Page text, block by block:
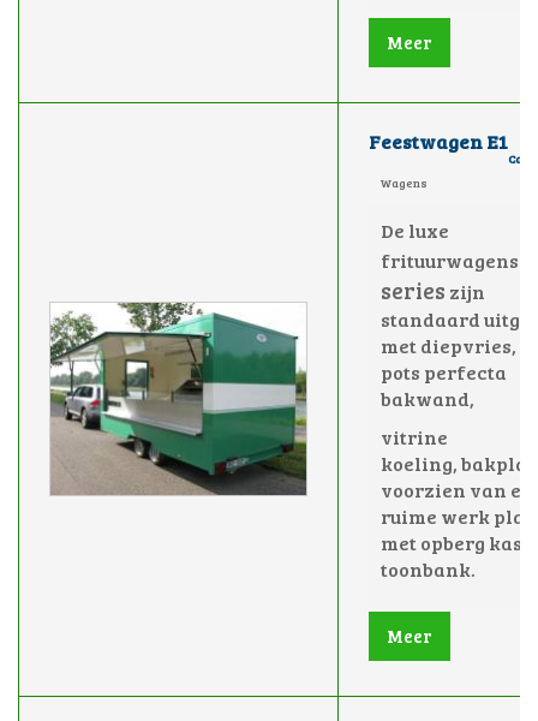
Meer
Feestwagen E1
Wagens
De luxe
frituurwagens
series zijn
standaard
met diepvries,
pots perfecta
bakwand,
vitrine
koeling,
voorzien van
ruime werk
met opberg
toonbank.
Meer